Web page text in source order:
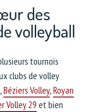
des
volleyball
tournois
clubs de volley
,Béziers Volley,Royan
Volley 29 et bien